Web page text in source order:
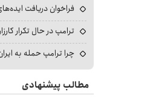
فراخوان دریافت
ترامپ در حال تکرار
چرا ترامپ حمله به
مطالب پیشنهادی